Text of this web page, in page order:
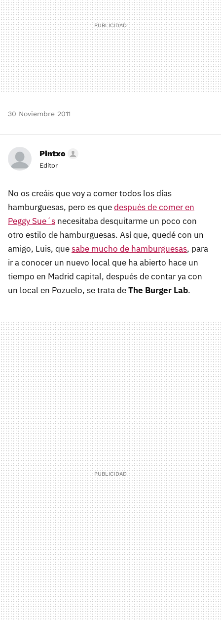
30 Noviembre 2011
Pintxo
Editor
No os creáis que voy a comer todos los días
hamburguesas, pero es quedespués de comer en
Peggy Sue´s necesitaba desquitarme un poco con
otro estilo de hamburguesas. Así que, quedé con un
amigo, Luis, quesabe mucho de hamburguesas, para
ir a conocer un nuevo local que ha abierto hace un
tiempo en Madrid capital, después de contar ya con
un local en Pozuelo, se trata deThe Burger Lab.